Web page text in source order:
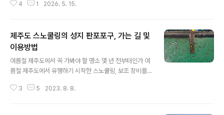
랜시간 가능하고, 그 외(4물, 5물, 6물, 9물, 10물 등)는 물빠짐이 다소 덜하다
0일(수)11물 18:00~20:005월28일(목)4물 12:00~15:005월29일(금)5
물 12:30~16:005월30일(토)6물 13:00~16:305월31일(일)7물 14:00~1
7:006월1일..
4 1 2026. 5. 15.
제주도 스노쿨링의 성지 판포포구, 가는 길 및
이용방법
여름철 제주도에서 꼭 가봐야 할 명소 몇 년 전부터인가 여
름철 제주도에서 유행하기 시작한 스노쿨링, 보조 장비를
관찰하는 물놀이인데요, 과거에는 동남아 휴양지 바다에서
3 5 2023. 8. 8.